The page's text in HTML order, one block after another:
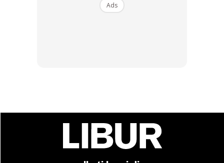
Untuk membolehkan sesuatu destinasi menarik kunjungan
rakyat Malaysia, factor ketermampuan merupakan
penentu utama, dengan 86% daripada responden
Ads